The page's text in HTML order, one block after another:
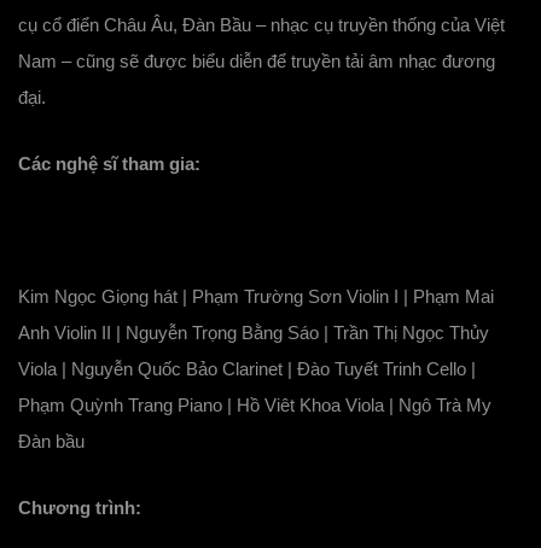
cụ cổ điển Châu Âu, Đàn Bầu – nhạc cụ truyền thống của Việt
Nam – cũng sẽ được biểu diễn để truyền tải âm nhạc đương
đại.
Các nghệ sĩ tham gia:
Kim Ngọc Giọng hát | Phạm Trường Sơn Violin I | Phạm Mai
Anh Violin II | Nguyễn Trọng Bằng Sáo | Trần Thị Ngọc Thủy
Viola | Nguyễn Quốc Bảo Clarinet | Đào Tuyết Trinh Cello |
Phạm Quỳnh Trang Piano | Hồ Viêt Khoa Viola | Ngô Trà My
Đàn bầu
Chương trình: